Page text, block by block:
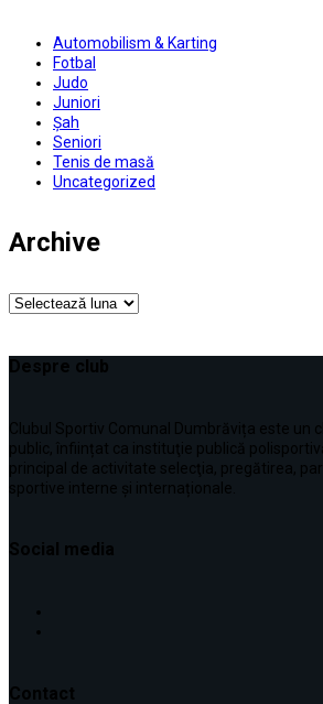
Automobilism & Karting
Fotbal
Judo
Juniori
Șah
Seniori
Tenis de masă
Uncategorized
Archive
Archive
Despre club
Clubul Sportiv Comunal Dumbrăvița este un
public, înființat ca instituţie publică
principal de activitate selecţia, pregătirea,
sportive interne şi internaționale.
Social media
Contact